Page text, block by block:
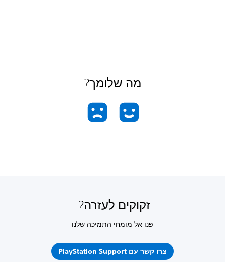
מה שלומך?
זקוקים לעזרה?
פנו אל מומחי התמיכה שלנו
צרו קשר עם PlayStation Support